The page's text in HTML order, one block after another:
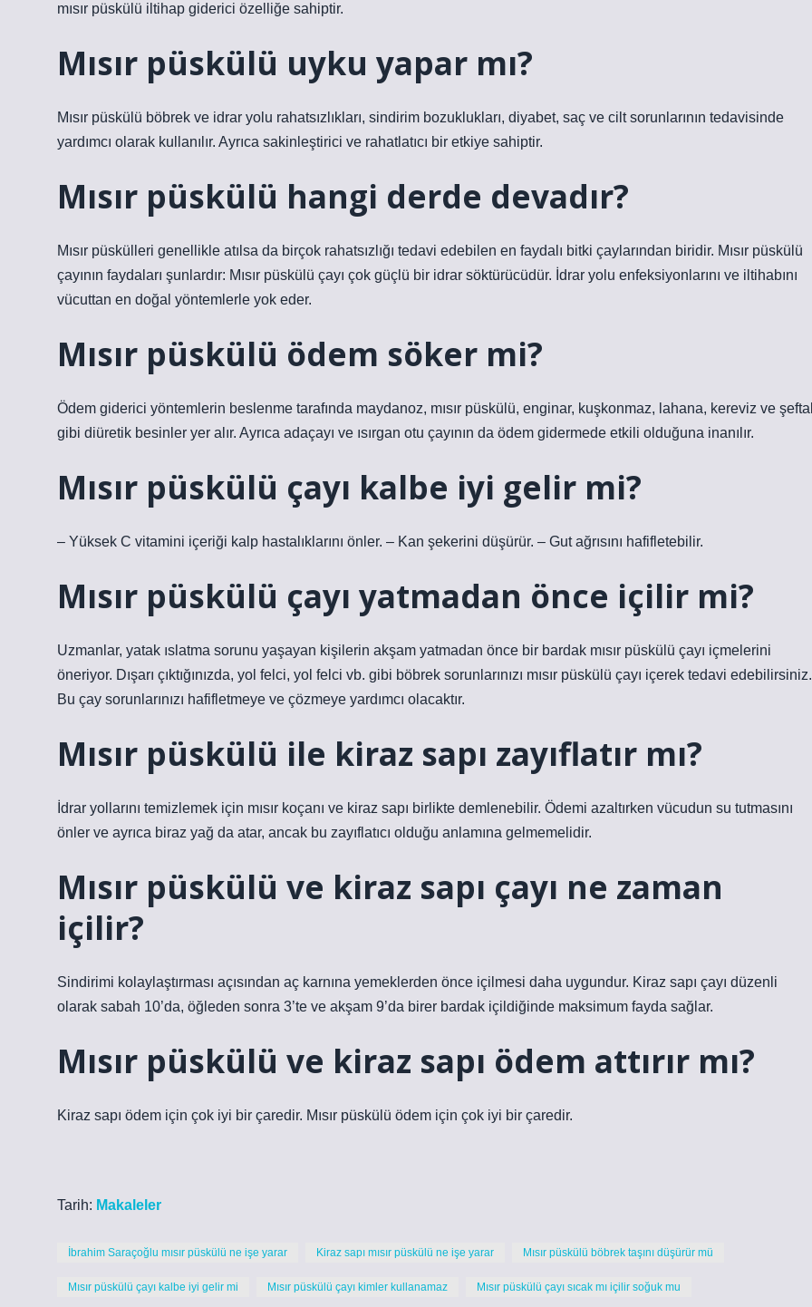
mısır püskülü iltihap giderici özelliğe sahiptir.
Mısır püskülü uyku yapar mı?
Mısır püskülü böbrek ve idrar yolu rahatsızlıkları, sindirim bozuklukları, diyabet, saç ve cilt sorunlarının tedavisinde
yardımcı olarak kullanılır. Ayrıca sakinleştirici ve rahatlatıcı bir etkiye sahiptir.
Mısır püskülü hangi derde devadır?
Mısır püskülleri genellikle atılsa da birçok rahatsızlığı tedavi edebilen en faydalı bitki çaylarından biridir. Mısır püskülü
çayının faydaları şunlardır: Mısır püskülü çayı çok güçlü bir idrar söktürücüdür. İdrar yolu enfeksiyonlarını ve iltihabını
vücuttan en doğal yöntemlerle yok eder.
Mısır püskülü ödem söker mi?
Ödem giderici yöntemlerin beslenme tarafında maydanoz, mısır püskülü, enginar, kuşkonmaz, lahana, kereviz ve
gibi diüretik besinler yer alır. Ayrıca adaçayı ve ısırgan otu çayının da ödem gidermede etkili olduğuna inanılır.
Mısır püskülü çayı kalbe iyi gelir mi?
– Yüksek C vitamini içeriği kalp hastalıklarını önler. – Kan şekerini düşürür. – Gut ağrısını hafifletebilir.
Mısır püskülü çayı yatmadan önce içilir mi?
Uzmanlar, yatak ıslatma sorunu yaşayan kişilerin akşam yatmadan önce bir bardak mısır püskülü çayı içmelerini
öneriyor. Dışarı çıktığınızda, yol felci, yol felci vb. gibi böbrek sorunlarınızı mısır püskülü çayı içerek tedavi edebilirsiniz.
Bu çay sorunlarınızı hafifletmeye ve çözmeye yardımcı olacaktır.
Mısır püskülü ile kiraz sapı zayıflatır mı?
İdrar yollarını temizlemek için mısır koçanı ve kiraz sapı birlikte demlenebilir. Ödemi azaltırken vücudun su tutmasını
önler ve ayrıca biraz yağ da atar, ancak bu zayıflatıcı olduğu anlamına gelmemelidir.
Mısır püskülü ve kiraz sapı çayı ne zaman
içilir?
Sindirimi kolaylaştırması açısından aç karnına yemeklerden önce içilmesi daha uygundur. Kiraz sapı çayı düzenli
olarak sabah 10’da, öğleden sonra 3’te ve akşam 9’da birer bardak içildiğinde maksimum fayda sağlar.
Mısır püskülü ve kiraz sapı ödem attırır mı?
Kiraz sapı ödem için çok iyi bir çaredir. Mısır püskülü ödem için çok iyi bir çaredir.
Tarih: Makaleler
İbrahim Saraçoğlu mısır püskülü ne işe yarar Kiraz sapı mısır püskülü ne işe yarar Mısır püskülü böbrek taşını düşürür mü
Mısır püskülü çayı kalbe iyi gelir mi Mısır püskülü çayı kimler kullanamaz Mısır püskülü çayı sıcak mı içilir soğuk mu